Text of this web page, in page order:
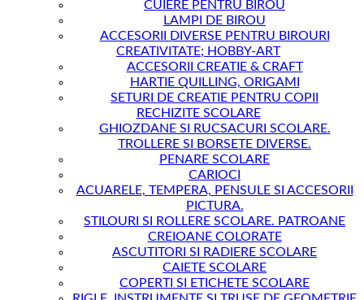
CUIERE PENTRU BIROU
LAMPI DE BIROU
ACCESORII DIVERSE PENTRU BIROURI
CREATIVITATE; HOBBY-ART
ACCESORII CREATIE & CRAFT
HARTIE QUILLING, ORIGAMI
SETURI DE CREATIE PENTRU COPII
RECHIZITE SCOLARE
GHIOZDANE SI RUCSACURI SCOLARE.
TROLLERE SI BORSETE DIVERSE.
PENARE SCOLARE
CARIOCI
ACUARELE, TEMPERA, PENSULE SI ACCESORII
PICTURA.
STILOURI SI ROLLERE SCOLARE. PATROANE
CREIOANE COLORATE
ASCUTITORI SI RADIERE SCOLARE
CAIETE SCOLARE
COPERTI SI ETICHETE SCOLARE